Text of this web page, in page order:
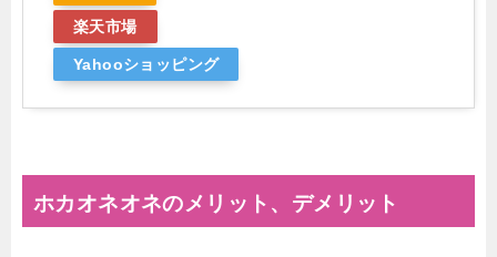
楽天市場
Yahooショッピング
ホカオネオネのメリット、デメリット